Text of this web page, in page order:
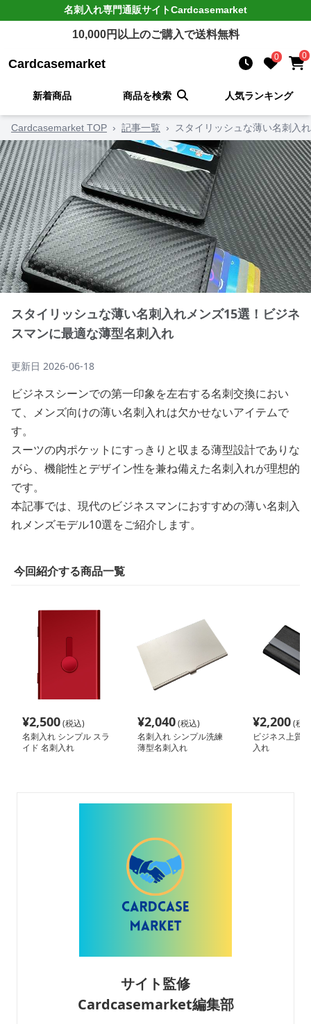
名刺入れ専門通販サイトCardcasemarket
10,000円以上のご購入で送料無料
Cardcasemarket 0 0
新着商品 商品を検索 人気ランキング
Cardcasemarket TOP › 記事一覧 › スタイリッシュな薄い名刺入
スタイリッシュな薄い名刺入れメンズ15選！ビジネ
スマンに最適な薄型名刺入れ
更新日 2026-06-18
ビジネスシーンでの第一印象を左右する名刺交換におい
て、メンズ向けの薄い名刺入れは欠かせないアイテムで
す。
スーツの内ポケットにすっきりと収まる薄型設計でありな
がら、機能性とデザイン性を兼ね備えた名刺入れが理想的
です。
本記事では、現代のビジネスマンにおすすめの薄い名刺入
れメンズモデル10選をご紹介します。
今回紹介する商品一覧
¥2,500(税込)
名刺入れ シンプル スラ
イド 名刺入れ
¥2,040(税込)
名刺入れ シンプル洗練
薄型名刺入れ
¥2,200(税
ビジネス上質
入れ
サイト監修
Cardcasemarket編集部